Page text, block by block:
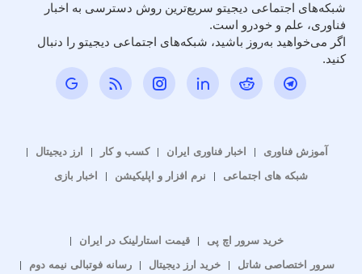
شبکه‌های اجتماعی دیجیتو سریع‌ترین روش دسترسی به اخبار
فناوری، علم و خودرو است.
اگر می‌خواهید به‌روز باشید، شبکه‌های اجتماعی دیجیتو را دنبال
کنید.
آموزش فناوری اخبار فناوری ایران کسب و کار
ارز دیجیتال
شبکه های اجتماعی
نرم افزار و اپلیکیشن اخبار بازی
خرید سرور اچ پی
قیمت استارلینک در ایران
سرور اختصاصی شاتل
خرید ارز دیجیتال رسانه فوتبالی نیمه دوم